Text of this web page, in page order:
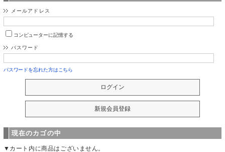
メールアドレス
コンピューターに記憶する
パスワード
パスワードを忘れた方はこちら
現在のカゴの中
▼カート内に商品はございません。